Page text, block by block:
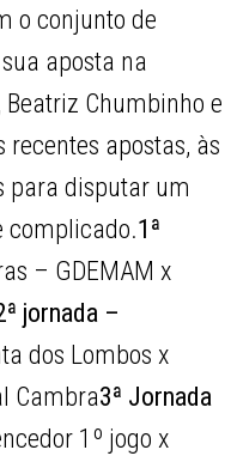
o conjunto de
aposta na
Chumbinho e
recentes apostas, às
para disputar um
complicado.1ª
– GDEMAM x
jornada –
dos Lombos x
Cambra3ª Jornada
1º jogo x